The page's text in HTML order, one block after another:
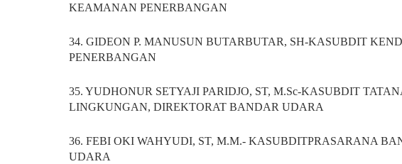
KEAMANAN PENERBANGAN
34. GIDEON P. MANUSUN BUTARBUTAR, SH-KASUBDIT
PENERBANGAN
35. YUDHONUR SETYAJI PARIDJO, ST, M.Sc-KASUBDIT
LINGKUNGAN, DIREKTORAT BANDAR UDARA
36. FEBI OKI WAHYUDI, ST, M.M.- KASUBDITPRASARANA
UDARA